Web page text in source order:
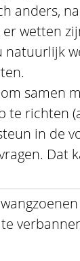
anders,
er wetten
natuurlijk
samen
te richten
in de
Dat